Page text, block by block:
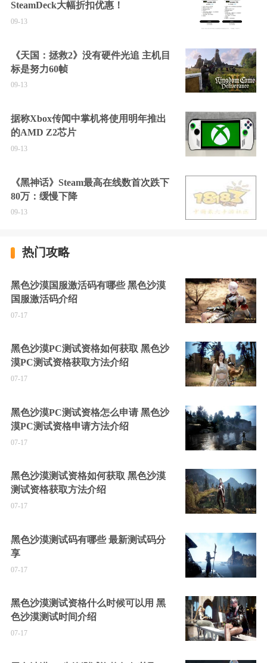
SteamDeck大幅折扣优惠！
09-13
《天国：拯救2》没有硬件光追 主机目
标是努力60帧
09-13
据称Xbox传闻中掌机将使用明年推出
的AMD Z2芯片
09-13
《黑神话》Steam最高在线数首次跌下
80万：缓慢下降
09-13
热门攻略
黑色沙漠国服激活码有哪些 黑色沙漠
国服激活码介绍
07-17
黑色沙漠PC测试资格如何获取 黑色沙
漠PC测试资格获取方法介绍
07-17
黑色沙漠PC测试资格怎么申请 黑色沙
漠PC测试资格申请方法介绍
07-17
黑色沙漠测试资格如何获取 黑色沙漠
测试资格获取方法介绍
07-17
黑色沙漠测试码有哪些 最新测试码分
享
07-17
黑色沙漠测试资格什么时候可以用 黑
色沙漠测试时间介绍
07-17